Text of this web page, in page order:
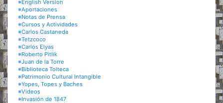
※English Version
※Aportaciones
※Notas de Prensa
※Cursos y Actividades
※Carlos Castaneda
※Tetzcoco
※Carlos Elyas
※Roberto Pitlik
※Juan de la Torre
※Biblioteca Tolteca
※Patrimonio Cultural Intangible
※Yopes, Topes y Baches
※Videos
※Invasión de 1847